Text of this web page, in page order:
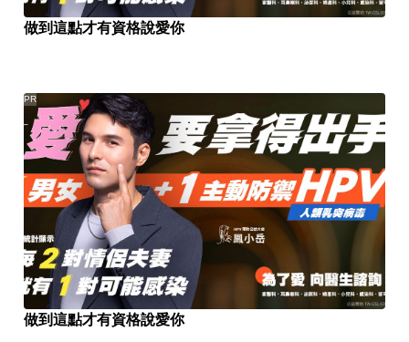
做到這點才有資格說愛你
做到這點才有資格說愛你
PR